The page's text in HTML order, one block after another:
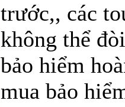
trước,, các
không thể
bảo hiểm
mua bảo